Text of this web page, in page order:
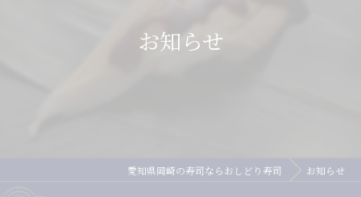
お知らせ
愛知県岡崎の寿司ならおしどり寿司 お知らせ